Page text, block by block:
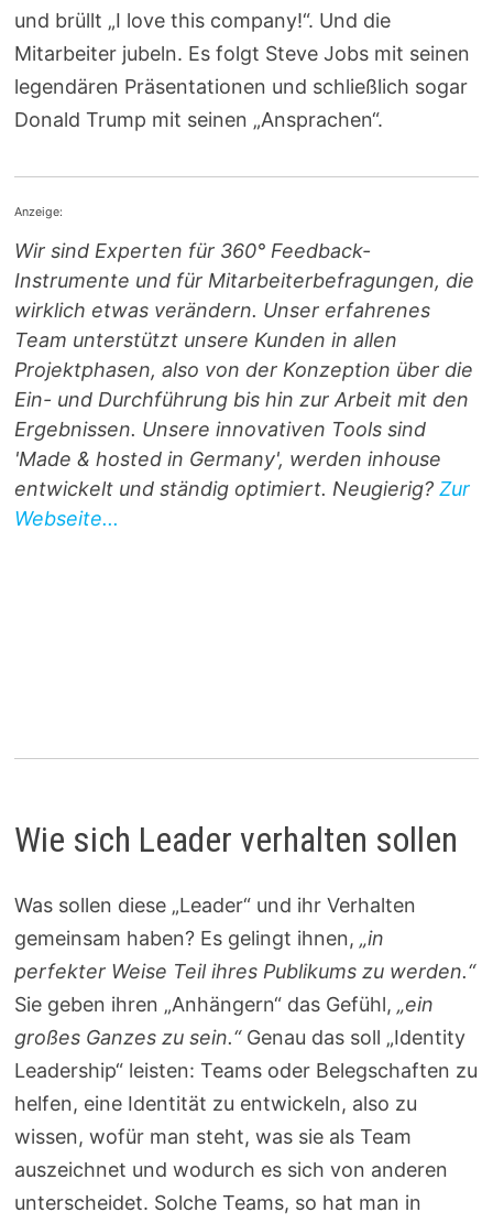
und brüllt „I love this company!“. Und die
Mitarbeiter jubeln. Es folgt Steve Jobs mit seinen
legendären Präsentationen und schließlich sogar
Donald Trump mit seinen „Ansprachen“.
Anzeige:
Wir sind Experten für 360° Feedback-
Instrumente und für Mitarbeiterbefragungen, die
wirklich etwas verändern. Unser erfahrenes
Team unterstützt unsere Kunden in allen
Projektphasen, also von der Konzeption über die
Ein- und Durchführung bis hin zur Arbeit mit den
Ergebnissen. Unsere innovativen Tools sind
'Made & hosted in Germany', werden inhouse
entwickelt und ständig optimiert. Neugierig?Zur
Webseite...
Wie sich Leader verhalten sollen
Was sollen diese „Leader“ und ihr Verhalten
gemeinsam haben? Es gelingt ihnen,„in
perfekter Weise Teil ihres Publikums zu werden.“
Sie geben ihren „Anhängern“ das Gefühl,„ein
großes Ganzes zu sein.“Genau das soll „Identity
Leadership“ leisten: Teams oder Belegschaften zu
helfen, eine Identität zu entwickeln, also zu
wissen, wofür man steht, was sie als Team
auszeichnet und wodurch es sich von anderen
unterscheidet. Solche Teams, so hat man in